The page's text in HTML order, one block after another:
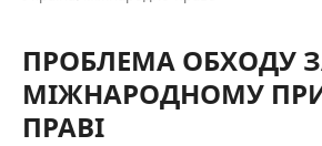
ПРОБЛЕМА ОБХОДУ
МІЖНАРОДНОМУ
ПРАВІ